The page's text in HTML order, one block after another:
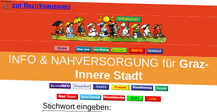
zur Bezirksauswahl
INFO & NAH­VER­SORG­UNG fürGraz-
Innere Stadt
Stich­wort ein­geben: